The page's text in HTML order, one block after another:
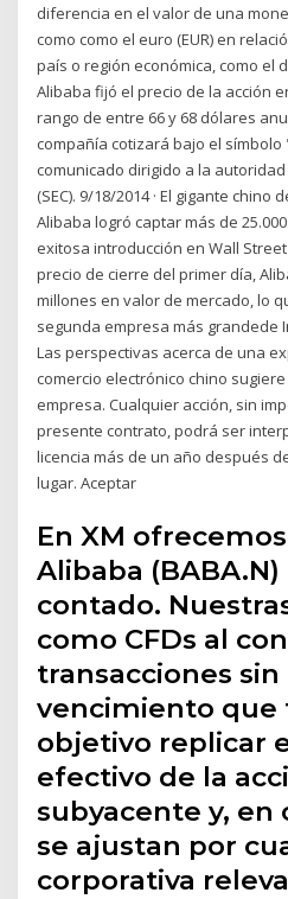
diferencia en el valor de una
como como el euro (EUR) en
país o región económica, como el
Alibaba fijó el precio de la acción
rango de entre 66 y 68 dólares
compañía cotizará bajo el símbolo
comunicado dirigido a la
(SEC). 9/18/2014 · El gigante
Alibaba logró captar más de
exitosa introducción en Wall
precio de cierre del primer día,
millones en valor de mercado, lo
segunda empresa más grandede
Las perspectivas acerca de una
comercio electrónico chino
empresa. Cualquier acción, sin
presente contrato, podrá ser
licencia más de un año después
lugar. Aceptar
En XM
Alibaba (BABA.N)
contado.
como CFDs al
transacciones
vencimiento que
objetivo replicar
efectivo de la
subyacente y, en
se ajustan por
corporativa